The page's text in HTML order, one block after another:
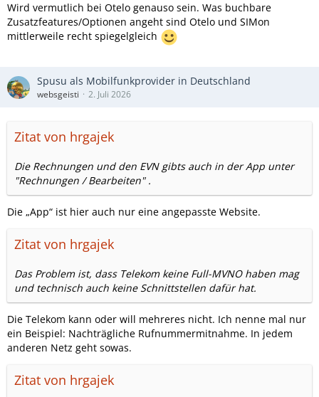
Wird vermutlich bei Otelo genauso sein. Was buchbare
Zusatzfeatures/Optionen angeht sind Otelo und SIMon
mittlerweile recht spiegelgleich
Spusu als Mobilfunkprovider in Deutschland
websgeisti 2. Juli 2026
Zitat von hrgajek
Die Rechnungen und den EVN gibts auch in der App unter
"Rechnungen / Bearbeiten" .
Die „App“ ist hier auch nur eine angepasste Website.
Zitat von hrgajek
Das Problem ist, dass Telekom keine Full-MVNO haben mag
und technisch auch keine Schnittstellen dafür hat.
Die Telekom kann oder will mehreres nicht. Ich nenne mal nur
ein Beispiel: Nachträgliche Rufnummermitnahme. In jedem
anderen Netz geht sowas.
Zitat von hrgajek